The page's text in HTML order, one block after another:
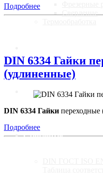
Сверление
Доставка
Стандарты
Подробнее
DIN 6334 Гайки
(удлиненные)
DIN 6334 Гайки переходные
Подробнее